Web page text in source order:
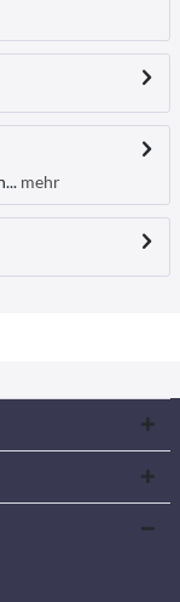
mehr